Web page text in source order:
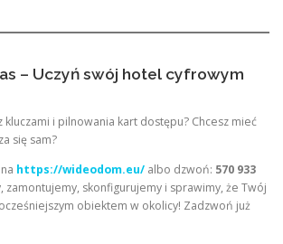
– Uczyń swój hotel cyfrowym
kluczami i pilnowania kart dostępu? Chcesz mieć
się sam?
https://wideodom.eu/ albo dzwoń: 570 933
zamontujemy, skonfigurujemy i sprawimy, że Twój
obiektem w okolicy! Zadzwoń już